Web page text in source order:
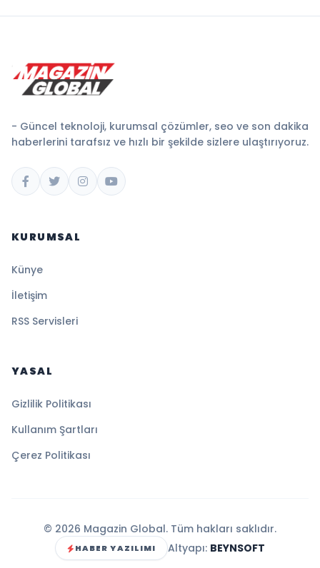
- Güncel teknoloji, kurumsal çözümler, seo ve son dakika
haberlerini tarafsız ve hızlı bir şekilde sizlere ulaştırıyoruz.
KURUMSAL
Künye
İletişim
RSS Servisleri
YASAL
Gizlilik Politikası
Kullanım Şartları
Çerez Politikası
© 2026 Magazin Global. Tüm hakları saklıdır.
HABER YAZILIMI Altyapı: BEYNSOFT